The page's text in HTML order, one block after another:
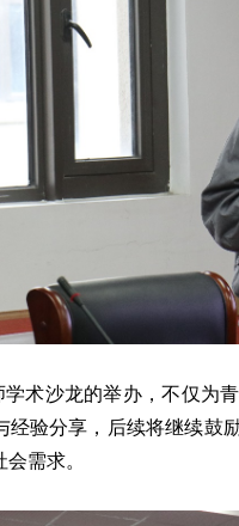
术沙龙的举办，不仅为
经验分享，后续将继续鼓
需求。